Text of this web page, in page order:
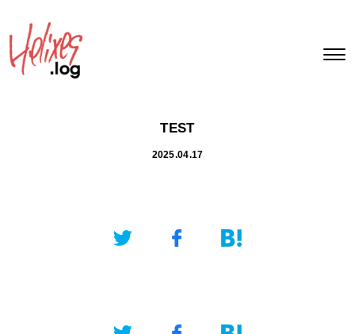
TEST
2025.04.17